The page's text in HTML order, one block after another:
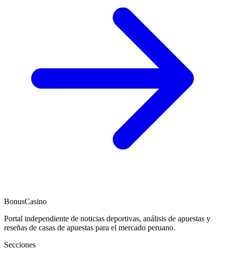
BonusCasino
Portal independiente de noticias deportivas, análisis de apuestas y
reseñas de casas de apuestas para el mercado peruano.
Secciones